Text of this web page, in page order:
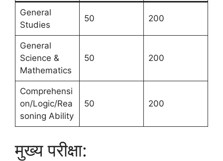
General
Studies
50 200
General
Science &
Mathematics
50 200
Comprehensi
on/Logic/Rea
soning Ability
50 200
मुख्य परीक्षा: